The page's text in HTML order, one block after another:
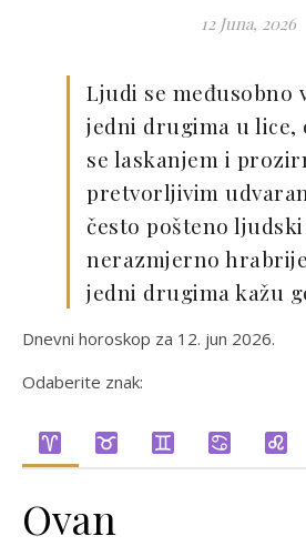
12 Juna, 2026
Ljudi se međusobno
jedni drugima u lice,
se laskanjem i
pretvorljivim
često pošteno
nerazmjerno
jedni drugima kažu
Dnevni horoskop za 12. jun 2026.
Odaberite znak:
Ovan